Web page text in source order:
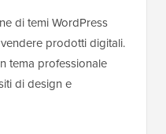
di temi WordPress
prodotti digitali.
tema professionale
di design e